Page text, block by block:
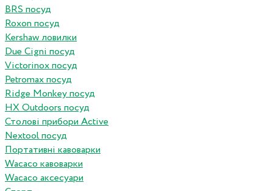
BRS посуд
Roxon посуд
Kershaw ловилки
Due Cigni посуд
Victorinox посуд
Petromax посуд
Ridge Monkey посуд
HX Outdoors посуд
Столові прибори Active
Nextool посуд
Портативні кавоварки
Wacaco кавоварки
Wacaco аксесуари